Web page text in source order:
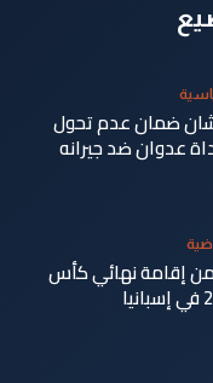
ضمان عدم تحول
عدوان ضد جيرانه
من إقامة نهائي كأس